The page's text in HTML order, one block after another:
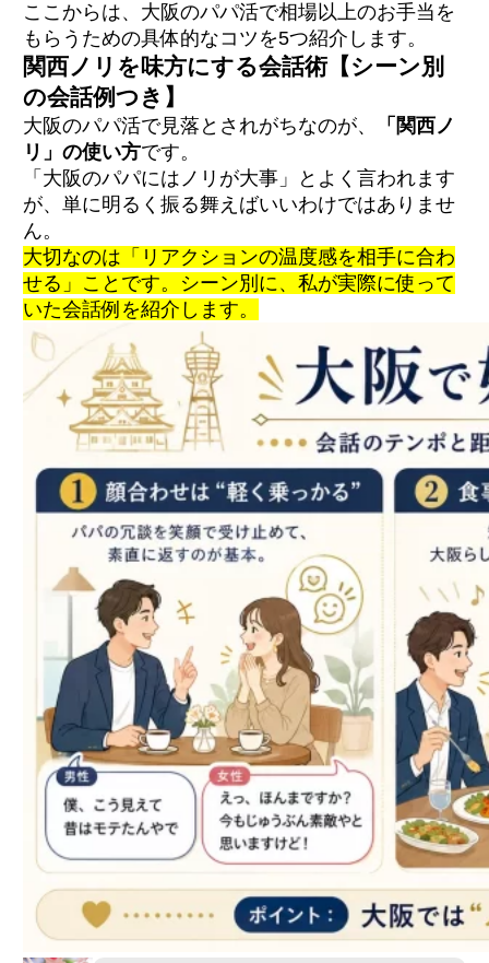
ここからは、大阪のパパ活で相場以上のお手当を
もらうための具体的なコツを5つ紹介します。
関西ノリを味方にする会話術【シーン別
の会話例つき】
大阪のパパ活で見落とされがちなのが、
「関西ノ
リ」の使い方です。
「大阪のパパにはノリが大事」とよく言われます
が、単に明るく振る舞えばいいわけではありませ
ん。
大切なのは「リアクションの温度感を相手に合わ
せる」ことです。シーン別に、私が実際に使って
いた会話例を紹介します。